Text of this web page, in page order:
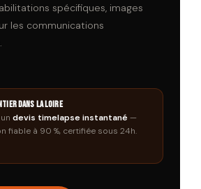
spécifiques, images
les communications
dans la Loire
devis timelapse instantané—
fiable à 90 %, certifiée sous 24h.